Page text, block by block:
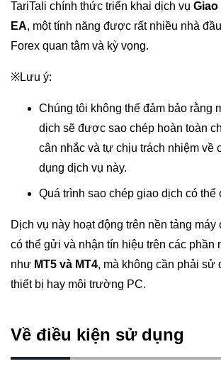
TariTali chính thức triển khai dịch vụ
EA, một tính năng được rất nhiều nhà
Forex quan tâm và kỳ vọng.
※Lưu ý:
Chúng tôi không thể đảm bảo rằng
dịch sẽ được sao chép hoàn toàn
cân nhắc và tự chịu trách nhiệm về
dụng dịch vụ này.
Quá trình sao chép giao dịch có thể
Dịch vụ này hoạt động trên nền tảng máy
có thể gửi và nhận tín hiệu trên các phần
như MT5 và MT4, mà không cần phải sử
thiết bị hay môi trường PC.
Về điều kiện sử dụng